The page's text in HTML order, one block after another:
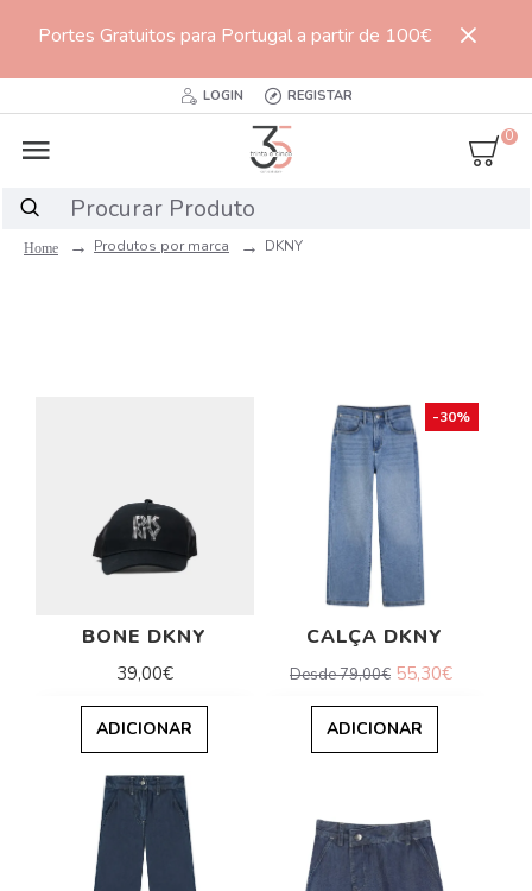
Portes Gratuitos para Portugal a partir de 100€
LOGIN REGISTAR
0
Produtos por marca DKNY
BONE DKNY
39,00€
ADICIONAR
-30%
CALÇA DKNY
Desde 79,00€ 55,30€
ADICIONAR